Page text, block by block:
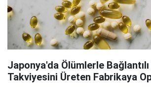
Japonya'da Ölümlerle
Takviyesini Üreten Fabrikaya